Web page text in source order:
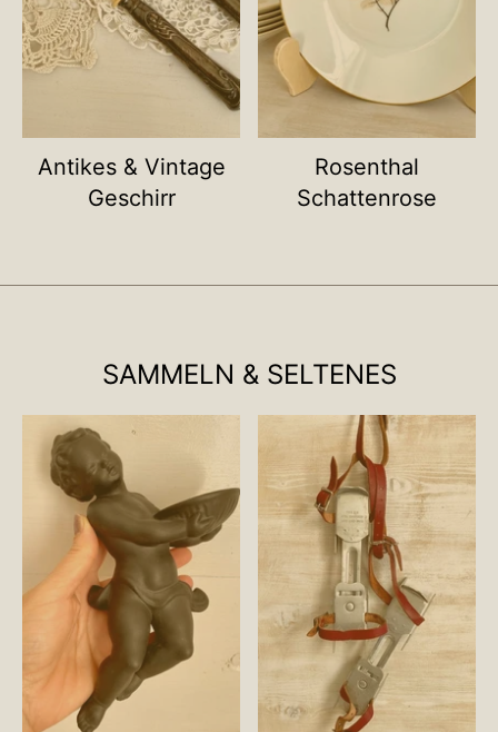
Antikes & Vintage
Geschirr
Rosenthal
Schattenrose
SAMMELN & SELTENES
Name deiner Kategorie Name deiner